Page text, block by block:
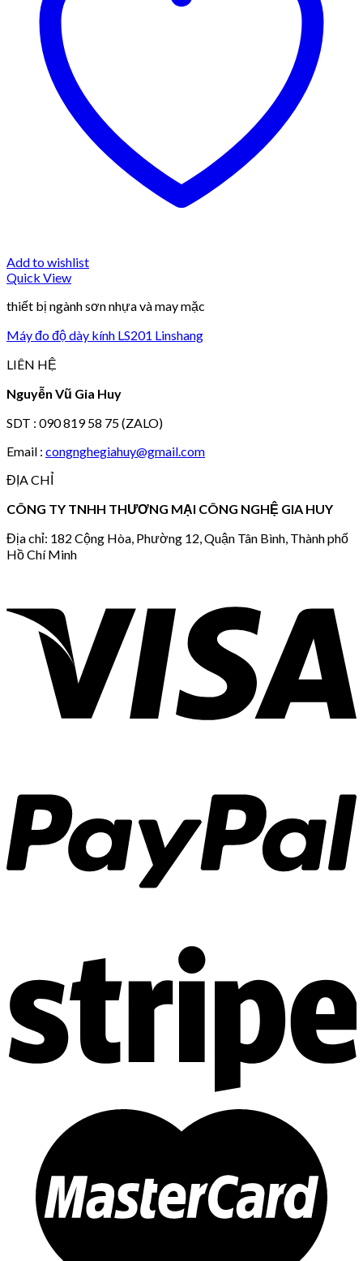
Add to wishlist
Quick View
thiết bị ngành sơn nhựa và may mặc
Máy đo độ dày kính LS201 Linshang
LIÊN HỆ
Nguyễn Vũ Gia Huy
SDT : 090 819 58 75 (ZALO)
Email : congnghegiahuy@gmail.com
ĐỊA CHỈ
CÔNG TY TNHH THƯƠNG MẠI CÔNG NGHỆ GIA HUY
Địa chỉ: 182 Cộng Hòa, Phường 12, Quận Tân Bình, Thành phố
Hồ Chí Minh